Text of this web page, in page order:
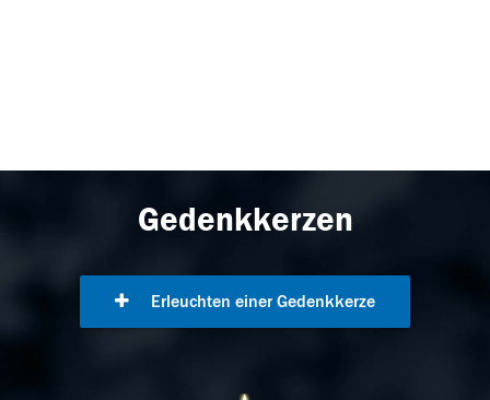
Gedenkkerzen
Erleuchten einer Gedenkkerze